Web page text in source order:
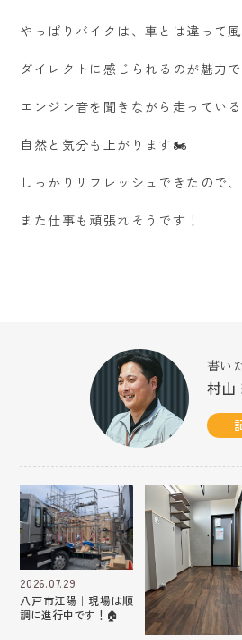
やっぱりバイクは、車とは違って
ダイレクトに感じられるのが魅力
エンジン音を聞きながら走っている
自然と気分も上がります🏍️
しっかりリフレッシュできたので、
また仕事も頑張れそうです！
書い
村山
2026.07.29
八戸市江陽｜現場は順
調に進行中です！🏠